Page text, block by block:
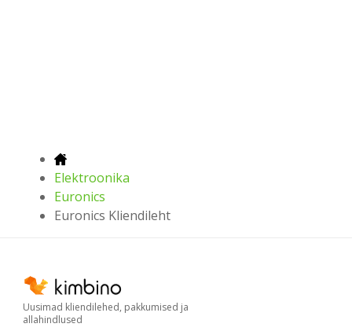
Elektroonika
Euronics
Euronics Kliendileht
Uusimad kliendilehed, pakkumised ja
allahindlused